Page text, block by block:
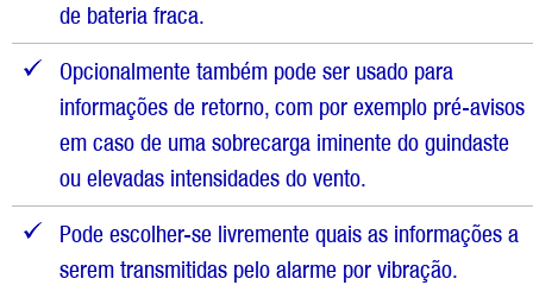
de bateria fraca.
Opcionalmente também pode ser usado para
informações de retorno, com por exemplo pré-avisos
em caso de uma sobrecarga iminente do guindaste
ou elevadas intensidades do vento.
Pode escolher-se livremente quais as informações a
serem transmitidas pelo alarme por vibração.